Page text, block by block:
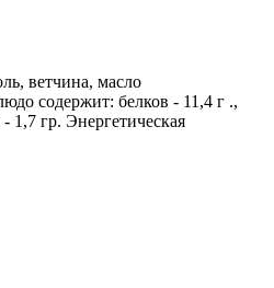
ветчина, масло
содержит: белков - 11,4 г .,
1,7 гр. Энергетическая